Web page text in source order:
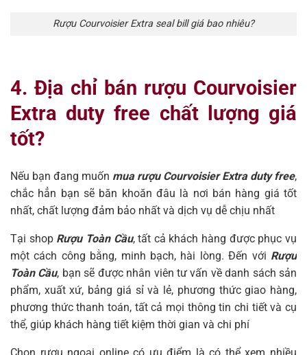
Rượu Courvoisier Extra seal bill giá bao nhiêu?
4. Địa chỉ bán rượu Courvoisier
Extra duty free chất lượng giá
tốt?
Nếu bạn đang muốn mua rượu Courvoisier Extra duty free,
chắc hẳn bạn sẽ băn khoăn đâu là nơi bán hàng giá tốt
nhất, chất lượng đảm bảo nhất và dịch vụ dễ chịu nhất
Tại shop Rượu Toàn Cầu, tất cả khách hàng được phục vụ
một cách công bằng, minh bạch, hài lòng. Đến với Rượu
Toàn Cầu, bạn sẽ được nhân viên tư vấn về danh sách sản
phẩm, xuất xứ, bảng giá sỉ và lẻ, phương thức giao hàng,
phương thức thanh toán, tất cả mọi thông tin chi tiết và cụ
thể, giúp khách hàng tiết kiệm thời gian và chi phí